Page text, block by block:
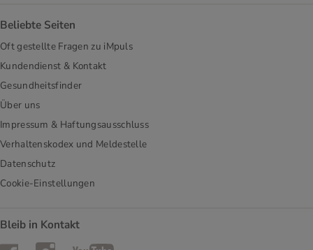
Beliebte Seiten
Oft gestellte Fragen zu iMpuls
Kundendienst & Kontakt
Gesundheitsfinder
Über uns
Impressum & Haftungsausschluss
Verhaltenskodex und Meldestelle
Datenschutz
Cookie-Einstellungen
Bleib in Kontakt